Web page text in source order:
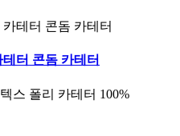
터 콘돔 카테터